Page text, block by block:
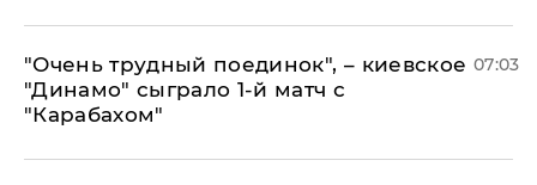
"Очень трудный поединок", – киевское
"Динамо" сыграло 1-й матч с
"Карабахом"
07:03